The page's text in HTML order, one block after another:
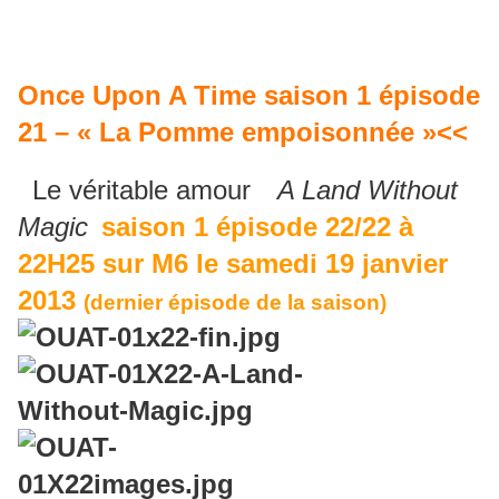
Once Upon A Time saison 1 épisode
21 – « La Pomme empoisonnée »<<
Le véritable amour
A Land Without
Magic saison 1 épisode 22/22 à
22H25 sur M6 le samedi 19 janvier
2013 (dernier épisode de la saison)